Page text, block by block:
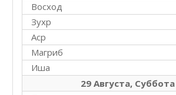
Восход
Зухр
Аср
Магриб
Иша
29 Августа, Суббота